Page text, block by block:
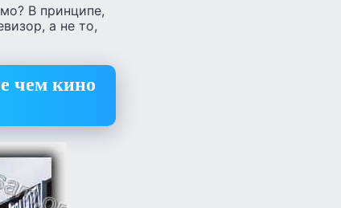
В принципе,
а не то,
чем кино